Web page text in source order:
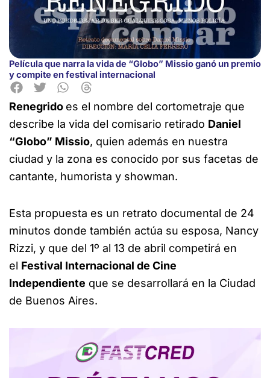
Película que narra la vida de “Globo” Missio ganó un premio
y compite en festival internacional
Renegrido es el nombre del cortometraje que
describe la vida del comisario retirado Daniel
“Globo” Missio, quien además en nuestra
ciudad y la zona es conocido por sus facetas de
cantante, humorista y showman.
Esta propuesta es un retrato documental de 24
minutos donde también actúa su esposa, Nancy
Rizzi, y que del 1º al 13 de abril competirá en
el Festival Internacional de Cine
Independiente que se desarrollará en la Ciudad
de Buenos Aires.